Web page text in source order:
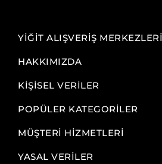
YİĞİT ALIŞVERİŞ MERKEZLERİ
HAKKIMIZDA
KİŞİSEL VERİLER
POPÜLER KATEGORİLER
MÜŞTERİ HİZMETLERİ
YASAL VERİLER